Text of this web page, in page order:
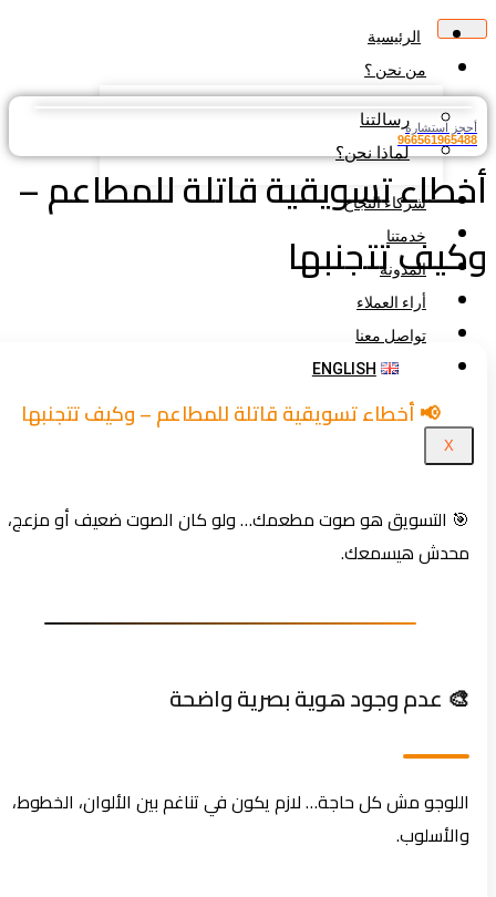
الرئيسية
من نحن ؟
رسالتنا
لماذا نحن؟
شركاء النجاح
خدمتنا
المدونة
أراء العملاء
تواصل معنا
ENGLISH
استشارة
تسويقية قاتلة للمطاعم –
تتجنبها
📢 أخطاء تسويقية قاتلة للمطاعم – وكيف تتجنبها
🎯 التسويق هو صوت مطعمك… ولو كان الصوت ضعيف أو مزعج،
محدش هيسمعك.
🎨 عدم وجود هوية بصرية واضحة
اللوجو مش كل حاجة… لازم يكون في تناغم بين الألوان، الخطوط،
والأسلوب.